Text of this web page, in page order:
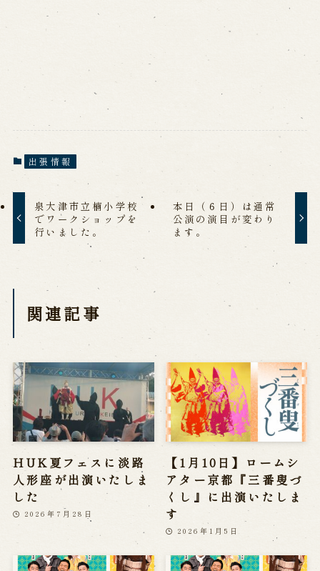
出張情報
泉大津市立楠小学校
でワークショップを
行いました。
本日（６日）は通常
公演の演目が変わり
ます。
関連記事
HUK夏フェスに淡路
人形座が出演いたしま
した
2026年7月28日
【1月10日】ロームシ
アター京都『三番叟づ
くし』に出演いたしま
す
2026年1月5日